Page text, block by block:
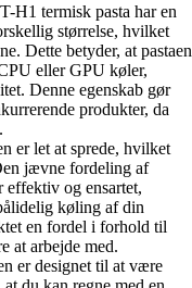
H1 termisk pasta har en
størrelse, hvilket
Dette betyder, at pastaen
eller GPU køler,
Denne egenskab gør
produkter, da
er let at sprede, hvilket
jævne fordeling af
effektiv og ensartet,
køling af din
en fordel i forhold til
at arbejde med.
er designet til at være